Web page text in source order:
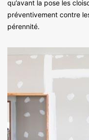
qu’avant la pose les
préventivement contre
pérennité.